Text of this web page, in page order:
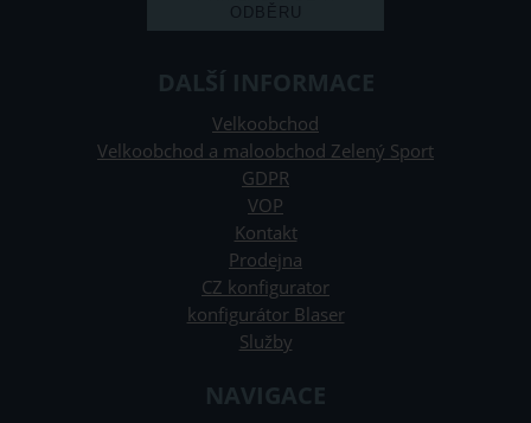
DALŠÍ INFORMACE
Velkoobchod
Velkoobchod a maloobchod Zelený Sport
GDPR
VOP
Kontakt
Prodejna
CZ konfigurator
konfigurátor Blaser
Služby
NAVIGACE